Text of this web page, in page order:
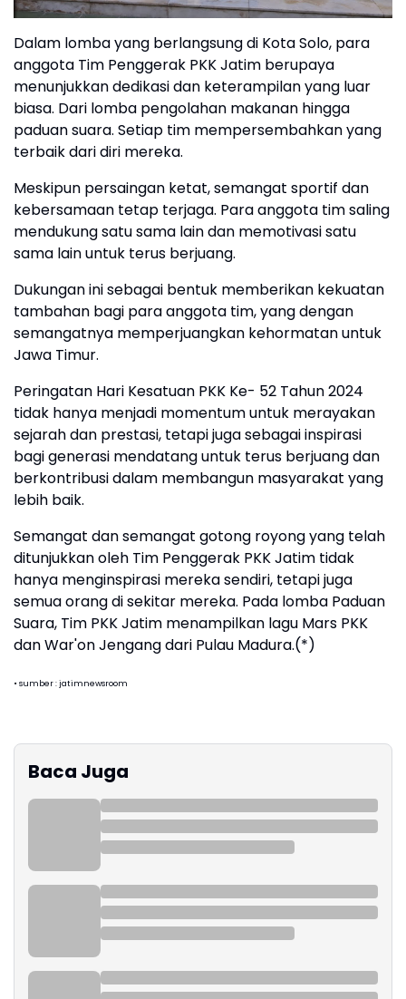
Dalam lomba yang berlangsung di Kota Solo, para
anggota Tim Penggerak PKK Jatim berupaya
menunjukkan dedikasi dan keterampilan yang luar
biasa. Dari lomba pengolahan makanan hingga
paduan suara. Setiap tim mempersembahkan yang
terbaik dari diri mereka.
Meskipun persaingan ketat, semangat sportif dan
kebersamaan tetap terjaga. Para anggota tim saling
mendukung satu sama lain dan memotivasi satu
sama lain untuk terus berjuang.
Dukungan ini sebagai bentuk memberikan kekuatan
tambahan bagi para anggota tim, yang dengan
semangatnya memperjuangkan kehormatan untuk
Jawa Timur.
Peringatan Hari Kesatuan PKK Ke- 52 Tahun 2024
tidak hanya menjadi momentum untuk merayakan
sejarah dan prestasi, tetapi juga sebagai inspirasi
bagi generasi mendatang untuk terus berjuang dan
berkontribusi dalam membangun masyarakat yang
lebih baik.
Semangat dan semangat gotong royong yang telah
ditunjukkan oleh Tim Penggerak PKK Jatim tidak
hanya menginspirasi mereka sendiri, tetapi juga
semua orang di sekitar mereka. Pada lomba Paduan
Suara, Tim PKK Jatim menampilkan lagu Mars PKK
dan War'on Jengang dari Pulau Madura.(*)
• sumber : jatimnewsroom
Baca Juga